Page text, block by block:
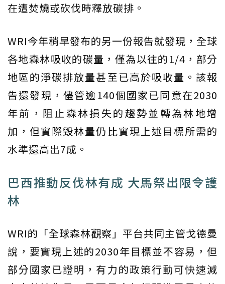
在遭焚燒或砍伐時釋放碳排。
WRI今年稍早發布的另一份報告就發現，全球
各地森林吸收的碳量，僅為以往的1/4，部分
地區的淨碳排放量甚至已高於吸收量。該報
告還發現，儘管逾140個國家已同意在2030
年前，阻止森林損失的趨勢並轉為林地增
加，但實際毀林量仍比實現上述目標所需的
水準還高出7成。
巴西推動反伐林有成 大馬祭出限令護
林
WRI的「全球森林觀察」平台共同主管戈德曼
說，要實現上述的2030年目標並不容易，但
部分國家已證明，有力的政策行動可快速減